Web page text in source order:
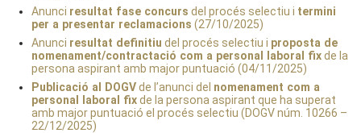
Anunci resultat fase concurs del procés selectiu i termini
per a presentar reclamacions (27/10/2025)
Anunci resultat definitiu del procés selectiu i proposta de
nomenament/contractació com a personal laboral fixde la
persona aspirant amb major puntuació (04/11/2025)
Publicació al DOGVde l’anunci del nomenament com a
personal laboral fixde la persona aspirant que ha superat
amb major puntuació el procés selectiu (DOGV núm. 10266 –
22/12/2025)